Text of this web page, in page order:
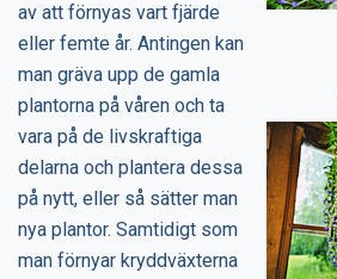
av att förnyas vart fjärde
eller femte år. Antingen kan
man gräva upp de gamla
plantorna på våren och ta
vara på de livskraftiga
delarna och plantera dessa
på nytt, eller så sätter man
nya plantor. Samtidigt som
man förnyar kryddväxterna